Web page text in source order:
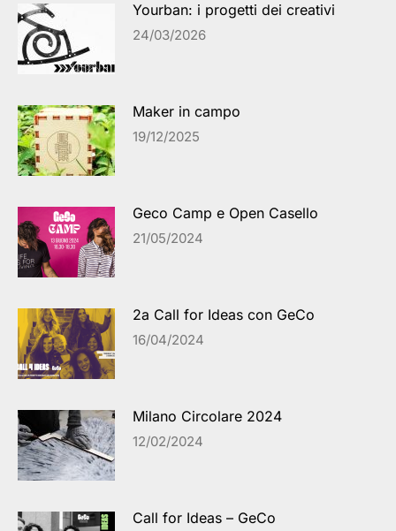
Yourban: i progetti dei creativi
24/03/2026
Maker in campo
19/12/2025
Geco Camp e Open Casello
21/05/2024
2a Call for Ideas con GeCo
16/04/2024
Milano Circolare 2024
12/02/2024
Call for Ideas – GeCo